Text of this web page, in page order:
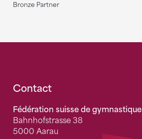
Bronze Partner
Fusszeile
Contact
Fédération suisse de gymnastique
Bahnhofstrasse 38
5000 Aarau